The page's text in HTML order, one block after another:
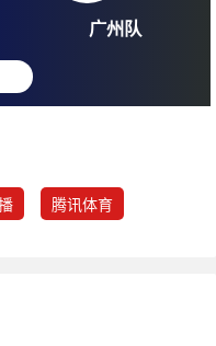
08 19:30
: 广
腾讯体育